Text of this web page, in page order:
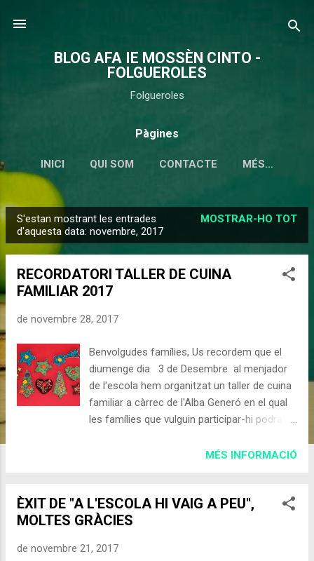
BLOG AFA IE MOSSÈN CINTO -
FOLGUEROLES
Folgueroles
Pàgines
INICI QUI SOM CONTACTE MÉS…
n
S'estan mostrant les entrades
d'aquesta data: novembre, 2017
MOSTRAR-HO TOT
RECORDATORI TALLER DE CUINA
FAMILIAR 2017
de novembre 28, 2017
Benvolgudes famílies, Us recordem que el
diumenge dia 3 de Desembre al menjador
de l'escola hem organitzat un taller de cuina
familiar a càrrec de l'Alba Generó en el qual
les famílies que vulguin participar-hi podran
amb xocolata nadalenc. Aquesta activitat
apta per a totes les edats i tindrà un preu de
5€ per nen. Per a una millor organització us
dimecres 29 de Novembre , us podeu
MÉS INFORMACIÓ
ÈXIT DE "A L'ESCOLA HI VAIG A PEU",
MOLTES GRÀCIES
de novembre 21, 2017